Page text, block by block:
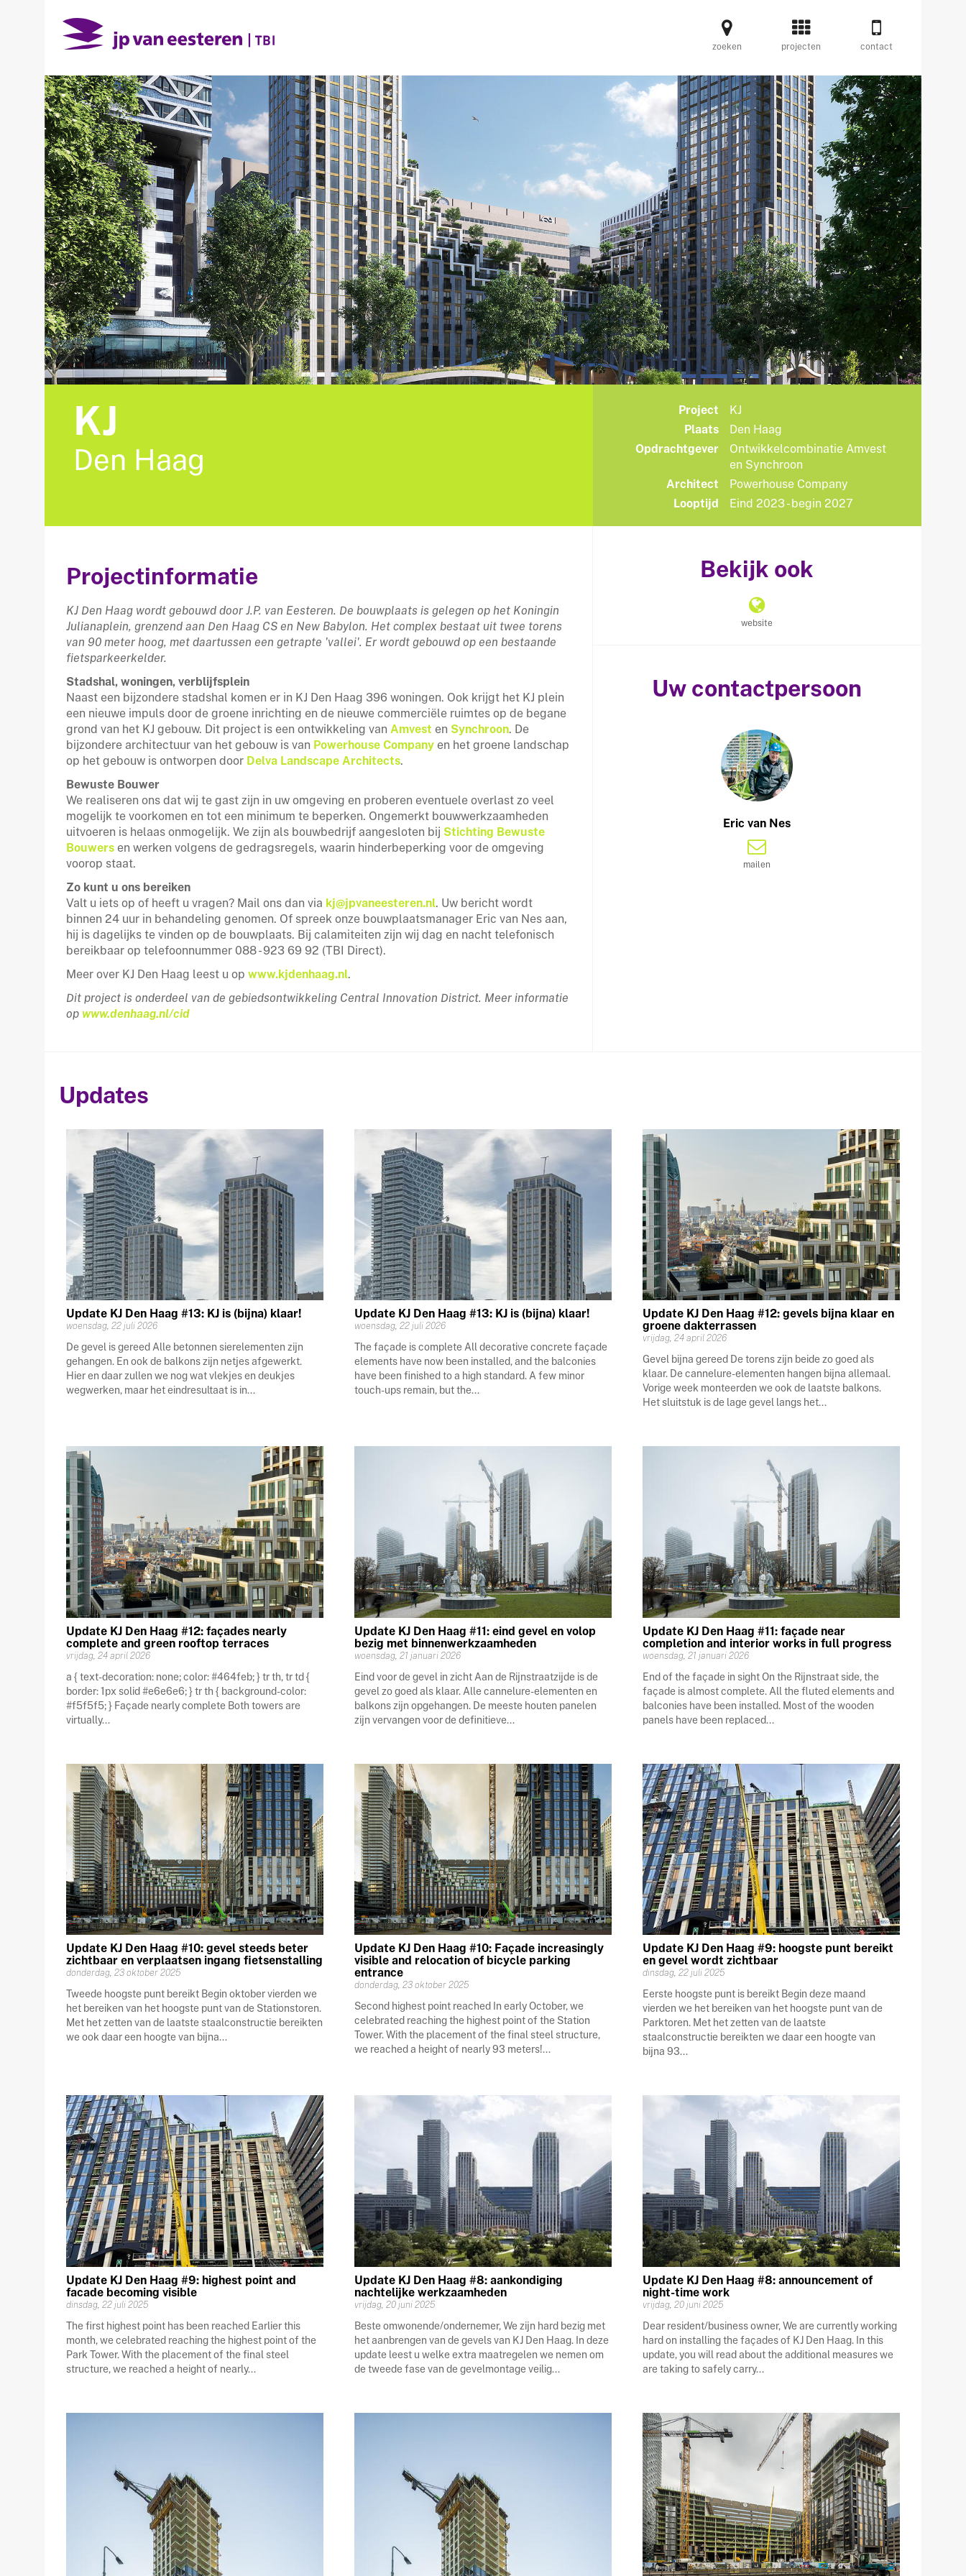
zoeken projecten contact
KJ
Den Haag
Project
KJ
Plaats
Den Haag
Opdrachtgever
Ontwikkelcombinatie Amvest
en Synchroon
Architect
Powerhouse Company
Looptijd
Eind 2023 - begin 2027
Projectinformatie
KJ Den Haag wordt gebouwd door J.P. van Eesteren. De bouwplaats is gelegen op het Koningin
Julianaplein, grenzend aan Den Haag CS en New Babylon. Het complex bestaat uit twee torens
van 90 meter hoog, met daartussen een getrapte 'vallei'. Er wordt gebouwd op een bestaande
fietsparkeerkelder.
Stadshal, woningen, verblijfsplein
Naast een bijzondere stadshal komen er in KJ Den Haag 396 woningen. Ook krijgt het KJ plein
een nieuwe impuls door de groene inrichting en de nieuwe commerciële ruimtes op de begane
grond van het KJ gebouw. Dit project is een ontwikkeling van Amvest en Synchroon. De
bijzondere architectuur van het gebouw is van Powerhouse Company en het groene landschap
op het gebouw is ontworpen door Delva Landscape Architects.
Bewuste Bouwer
We realiseren ons dat wij te gast zijn in uw omgeving en proberen eventuele overlast zo veel
mogelijk te voorkomen en tot een minimum te beperken. Ongemerkt bouwwerkzaamheden
uitvoeren is helaas onmogelijk. We zijn als bouwbedrijf aangesloten bij Stichting Bewuste
Bouwers en werken volgens de gedragsregels, waarin hinderbeperking voor de omgeving
voorop staat.
Zo kunt u ons bereiken
Valt u iets op of heeft u vragen? Mail ons dan via kj@jpvaneesteren.nl. Uw bericht wordt
binnen 24 uur in behandeling genomen. Of spreek onze bouwplaatsmanager Eric van Nes aan,
hij is dagelijks te vinden op de bouwplaats. Bij calamiteiten zijn wij dag en nacht telefonisch
bereikbaar op telefoonnummer 088 - 923 69 92 (TBI Direct).
Meer over KJ Den Haag leest u op www.kjdenhaag.nl.
Dit project is onderdeel van de gebiedsontwikkeling Central Innovation District. Meer informatie
op www.denhaag.nl/cid
Bekijk ook
website
Uw contactpersoon
Eric van Nes
mailen
Updates
Update KJ Den Haag #13: KJ is (bijna) klaar!
woensdag, 22 juli 2026
De gevel is gereed Alle betonnen sierelementen zijn
gehangen. En ook de balkons zijn netjes afgewerkt.
Hier en daar zullen we nog wat vlekjes en deukjes
wegwerken, maar het eindresultaat is in...
Update KJ Den Haag #13: KJ is (bijna) klaar!
woensdag, 22 juli 2026
The façade is complete All decorative concrete façade
elements have now been installed, and the balconies
have been finished to a high standard. A few minor
touch-ups remain, but the...
Update KJ Den Haag #12: gevels bijna klaar en
groene dakterrassen
vrijdag, 24 april 2026
Gevel bijna gereed De torens zijn beide zo goed als
klaar. De cannelure-elementen hangen bijna allemaal.
Vorige week monteerden we ook de laatste balkons.
Het sluitstuk is de lage gevel langs het...
Update KJ Den Haag #12: façades nearly
complete and green rooftop terraces
vrijdag, 24 april 2026
a { text-decoration: none; color: #464feb; } tr th, tr td {
border: 1px solid #e6e6e6; } tr th { background-color:
#f5f5f5; } Façade nearly complete Both towers are
virtually...
Update KJ Den Haag #11: eind gevel en volop
bezig met binnenwerkzaamheden
woensdag, 21 januari 2026
Eind voor de gevel in zicht Aan de Rijnstraatzijde is de
gevel zo goed als klaar. Alle cannelure-elementen en
balkons zijn opgehangen. De meeste houten panelen
zijn vervangen voor de definitieve...
Update KJ Den Haag #11: façade near
completion and interior works in full progress
woensdag, 21 januari 2026
End of the façade in sight On the Rijnstraat side, the
façade is almost complete. All the fluted elements and
balconies have been installed. Most of the wooden
panels have been replaced...
Update KJ Den Haag #10: gevel steeds beter
zichtbaar en verplaatsen ingang fietsenstalling
donderdag, 23 oktober 2025
Tweede hoogste punt bereikt Begin oktober vierden we
het bereiken van het hoogste punt van de Stationstoren.
Met het zetten van de laatste staalconstructie bereikten
we ook daar een hoogte van bijna...
Update KJ Den Haag #10: Façade increasingly
visible and relocation of bicycle parking
entrance
donderdag, 23 oktober 2025
Second highest point reached In early October, we
celebrated reaching the highest point of the Station
Tower. With the placement of the final steel structure,
we reached a height of nearly 93 meters!...
Update KJ Den Haag #9: hoogste punt bereikt
en gevel wordt zichtbaar
dinsdag, 22 juli 2025
Eerste hoogste punt is bereikt Begin deze maand
vierden we het bereiken van het hoogste punt van de
Parktoren. Met het zetten van de laatste
staalconstructie bereikten we daar een hoogte van
bijna 93...
Update KJ Den Haag #9: highest point and
facade becoming visible
dinsdag, 22 juli 2025
The first highest point has been reached Earlier this
month, we celebrated reaching the highest point of the
Park Tower. With the placement of the final steel
structure, we reached a height of nearly...
Update KJ Den Haag #8: aankondiging
nachtelijke werkzaamheden
vrijdag, 20 juni 2025
Beste omwonende/ondernemer, We zijn hard bezig met
het aanbrengen van de gevels van KJ Den Haag. In deze
update leest u welke extra maatregelen we nemen om
de tweede fase van de gevelmontage veilig...
Update KJ Den Haag #8: announcement of
night-time work
vrijdag, 20 juni 2025
Dear resident/business owner, We are currently working
hard on installing the façades of KJ Den Haag. In this
update, you will read about the additional measures we
are taking to safely carry...